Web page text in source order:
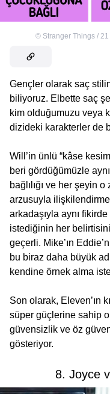
© Stranger Things /
Gençler olarak saç
biliyoruz. Elbette saç
kim olduğumuzu veya
dizideki karakterler de
Will’in ünlü “kâse
beri gördüğümüzle
bağlılığı ve her şeyin
arzusuyla
arkadaşıyla aynı
istediğinin her
geçerli. Mike’ın
bu biraz daha büyük
kendine örnek alma
Son olarak, Eleven’ın
süper güçlerine sahip
güvensizlik ve öz
gösteriyor.
8. Joyce